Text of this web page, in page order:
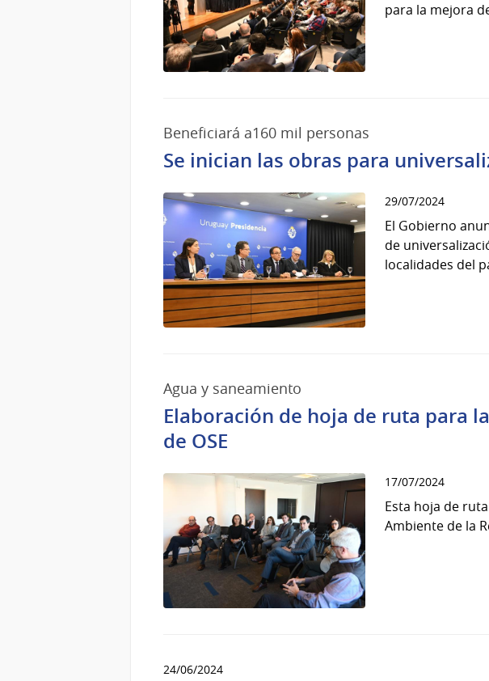
para la mejora
Beneficiará a160 mil personas
Se inician las obras para
29/07/2024
El Gobierno
de
localidades del
Agua y saneamiento
Elaboración de hoja de ruta para
de OSE
17/07/2024
Esta hoja de
Ambiente de la
24/06/2024